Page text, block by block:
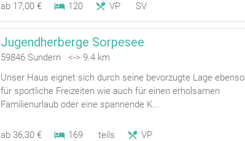
ab 17,00 € 120 VP SV
Jugendherberge Sorpesee
59846 Sundern <-> 9.4 km
Unser Haus eignet sich durch seine bevorzugte Lage ebenso
für sportliche Freizeiten wie auch für einen erholsamen
Familienurlaub oder eine spannende K...
ab 36,30 € 169 teils VP